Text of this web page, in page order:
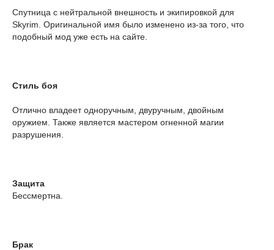
Спутница с нейтральной внешность и экипировкой для
Skyrim. Оригинальной имя было изменено из-за того, что
подобный мод уже есть на сайте.
Стиль боя
Отлично владеет одноручным, двуручным, двойным
оружием. Также является мастером огненной магии
разрушения.
Защита
Бессмертна.
Брак